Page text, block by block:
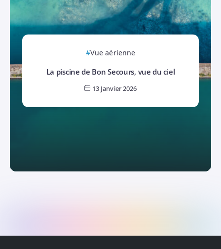
Vue aérienne
La piscine de Bon Secours, vue du ciel
13 Janvier 2026